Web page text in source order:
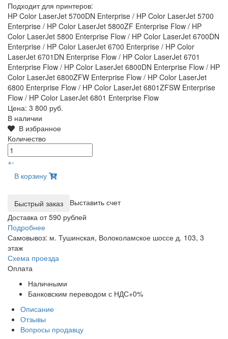
Подходит для принтеров:
HP Color LaserJet 5700DN Enterprise / HP Color LaserJet 5700
Enterprise / HP Color LaserJet 5800ZF Enterprise Flow / HP
Color LaserJet 5800 Enterprise Flow / HP Color LaserJet 6700DN
Enterprise / HP Color LaserJet 6700 Enterprise / HP Color
LaserJet 6701DN Enterprise Flow / HP Color LaserJet 6701
Enterprise Flow / HP Color LaserJet 6800DN Enterprise Flow / HP
Color LaserJet 6800ZFW Enterprise Flow / HP Color LaserJet
6800 Enterprise Flow / HP Color LaserJet 6801ZFSW Enterprise
Flow / HP Color LaserJet 6801 Enterprise Flow
Цена: 3 800 руб.
В наличии
В избранное
Количество
+-
В корзину
Выставить счет
Доставка от 590 рублей
Подробнее
Самовывоз: м. Тушинская, Волоколамское шоссе д. 103, 3
этаж
Схема проезда
Оплата
Наличными
Банковским переводом с НДС+0%
Описание
Отзывы
Вопросы продавцу